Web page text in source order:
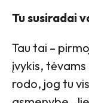
Tu susiradai
Tau tai –
įvykis, tėvams
rodo, jog tu